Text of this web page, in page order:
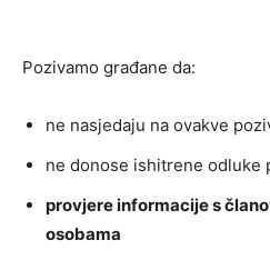
Pozivamo građane da:
ne nasjedaju na ovakve
ne donose ishitrene odluke
provjere informacije s
osobama